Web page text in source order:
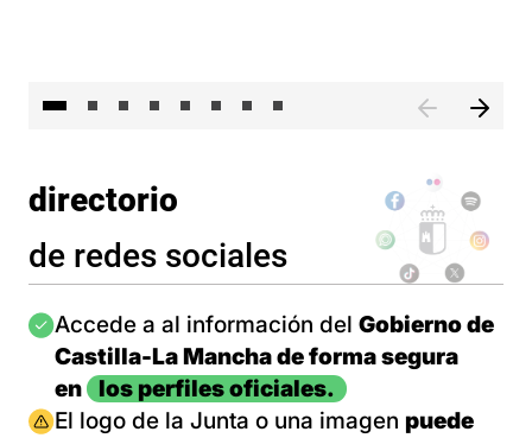
directorio
de redes sociales
Imagen
Accede a al información del Gobierno de
Castilla-La Mancha de forma segura
en
los perfiles oficiales.
Imagen
El logo de la Junta o una imagen puede